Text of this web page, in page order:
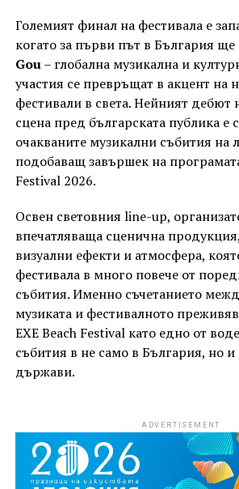
Големият финал на фестивала е
когато за първи път в България ще
Gou– глобална музикална и
участия се превръщат в акцент на
фестивали в света. Нейният дебют
сцена пред българската публика е
очакваните музикални събития на
подобаващ завършек на
Festival 2026.
Освен световния line-up,
впечатляваща сценична
визуални ефекти и атмосфера,
фестивала в много повече от
събития. Именно съчетанието
музиката и фестивалното
EXE Beach Festival като едно от
събития в не само в България, но и
държави.
ADVERTISEMENT